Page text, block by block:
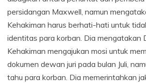
persidangan Maxwell, namun
Kehakiman harus berhati-hati untuk
identitas para korban. Dia mengatakan
Kehakiman mengajukan mosi untuk
dokumen dewan juri pada bulan Juli,
tahu para korban. Dia memerintahkan